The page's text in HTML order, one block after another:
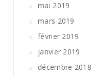
mai 2019
mars 2019
février 2019
janvier 2019
décembre 2018